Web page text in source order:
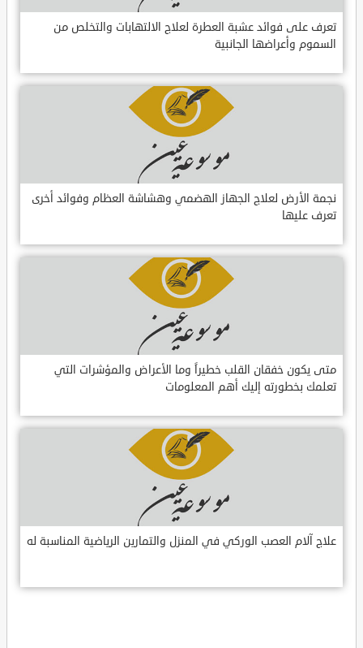
تعرف على فوائد عشبة العطرة لعلاج الالتهابات والتخلص من
السموم وأعراضها الجانبية
نجمة الأرض لعلاج الجهاز الهضمي وهشاشة العظام وفوائد أخرى
تعرف عليها
متى يكون خفقان القلب خطيراً وما الأعراض والمؤشرات التي
تعلمك بخطورته إليك أهم المعلومات
علاج آلام العصب الوركي في المنزل والتمارين الرياضية المناسبة له